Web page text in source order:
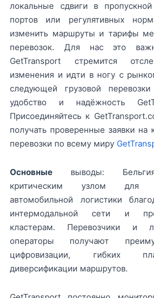
локальные сдвиги в пропускной
портов или регулятивных
изменить маршруты и тарифы
перевозок. Для нас это
GetTransport стремится
изменения и идти в ногу с
следующей грузовой перевозки
удобство и надёжность
Присоединяйтесь к
получать проверенные заявки на
перевозки по всему миру
Основные выводы:
критическим узлом для
автомобильной логистики
интермодальной сети и
кластерам. Перевозчики и
операторы получают
цифровизации, гибких
диверсификации маршрутов.